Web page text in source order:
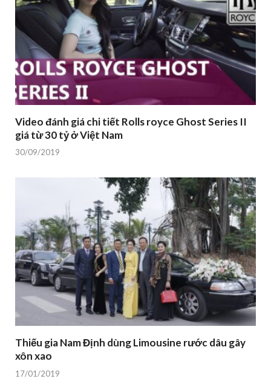
Video đánh giá chi tiết Rolls royce Ghost Series II
giá từ 30 tỷ ở Việt Nam
30/09/2019
Thiếu gia Nam Định dùng Limousine rước dâu gây
xôn xao
17/01/2019